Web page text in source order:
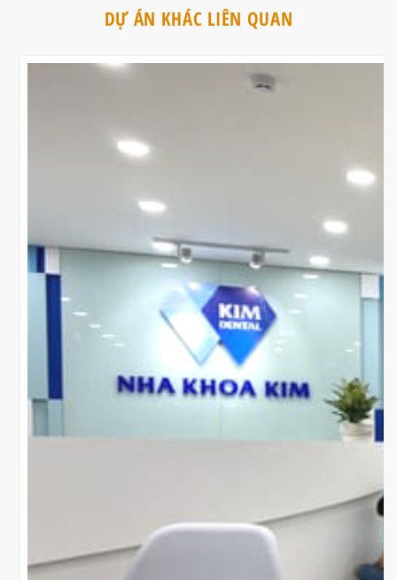
Tủ phòng vô trùng khu ướt phòng khám nha
3. QUY TRÌNH VÀ BIỆN PHÁP THI CÔNG PHÒNG KHÁM NHA
Để dự án hoàn thiện đúng tiến độ và đạt chất lượng cao
áp dụng quy trình nghiêm ngặt:
Khảo sát & Lập kế hoạch:
để đưa ra phương án bố trí điện, nước ngầm chính xác
Thi công cuốn chiếu:Thực hiện dứt điểm từng hạng mục
bụi bẩn và sai sót phát sinh.
Kiểm soát chất lượng:
Nghiệm thu nội bộ từng giai
phần hoàn thiện, lắp đặt thiết bị).
Bàn giao & Bảo hành:Đảm bảo phòng khám vận hành
Công trình phòng khám OZE Hà Nội là minh chứng cho
thực tế của chúng tôi. Với kinh nghiệm chuyên sâu trong lĩnh